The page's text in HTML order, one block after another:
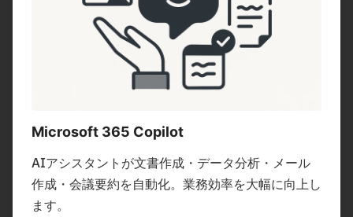
Microsoft 365 Copilot
AIアシスタントが文書作成・データ分析・メール
作成・会議要約を自動化。業務効率を大幅に向上し
ます。